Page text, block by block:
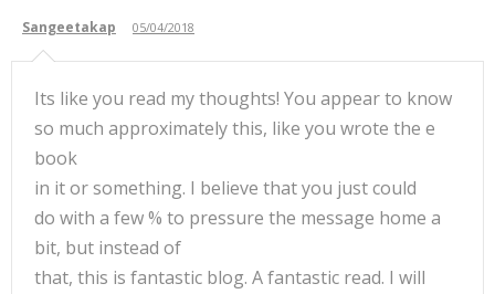
Sangeetakap 05/04/2018
Its like you read my thoughts! You appear to know
so much approximately this, like you wrote the e
book
in it or something. I believe that you just could
do with a few % to pressure the message home a
bit, but instead of
that, this is fantastic blog. A fantastic read. I will